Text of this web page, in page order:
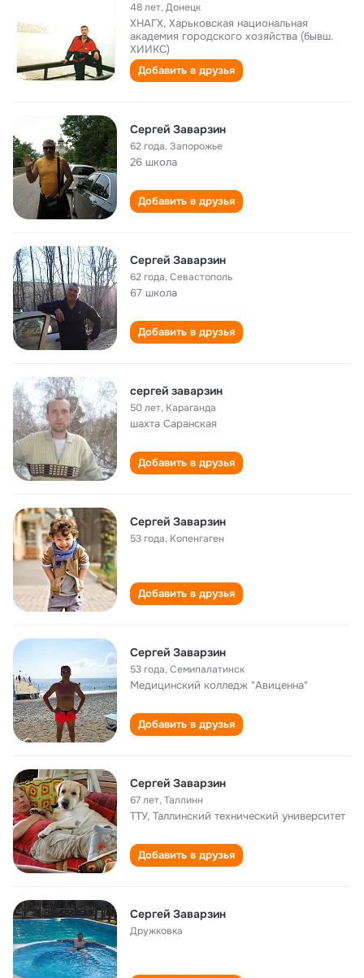
48 лет,Донецк
ХНАГХ, Харьковская национальная
академия городского хозяйства (бывш.
ХИИКС)
Добавить в друзья
Сергей Заварзин
62 года,Запорожье
26 школа
Добавить в друзья
Сергей Заварзин
62 года,Севастополь
67 школа
Добавить в друзья
сергей заварзин
50 лет, Караганда
шахта Саранская
Добавить в друзья
Сергей Заварзин
53 года, Копенгаген
Добавить в друзья
Сергей Заварзин
53 года,Семипалатинск
Медицинский колледж "Авиценна"
Добавить в друзья
Сергей Заварзин
67 лет,Таллинн
ТТУ, Таллинский технический университет
Добавить в друзья
Сергей Заварзин
Дружковка